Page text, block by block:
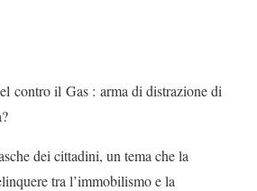
contro il Gas : arma di distrazione di
dei cittadini, un tema che la
tra l’immobilismo e la